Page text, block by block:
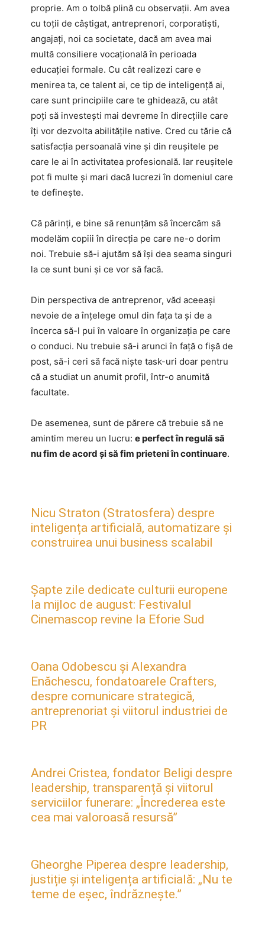
proprie. Am o tolbă plină cu observații. Am avea
cu toții de câștigat, antreprenori, corporatiști,
angajați, noi ca societate, dacă am avea mai
multă consiliere vocațională în perioada
educației formale. Cu cât realizezi care e
menirea ta, ce talent ai, ce tip de inteligență ai,
care sunt principiile care te ghidează, cu atât
poți să investești mai devreme în direcțiile care
îți vor dezvolta abilitățile native. Cred cu tărie că
satisfacția persoanală vine și din reușitele pe
care le ai în activitatea profesională. Iar reușitele
pot fi multe și mari dacă lucrezi în domeniul care
te definește.
Că părinți, e bine să renunțăm să încercăm să
modelăm copiii în direcția pe care ne-o dorim
noi. Trebuie să-i ajutăm să își dea seama singuri
la ce sunt buni și ce vor să facă.
Din perspectiva de antreprenor, văd aceeași
nevoie de a înțelege omul din fața ta și de a
încerca să-l pui în valoare în organizația pe care
o conduci. Nu trebuie să-i arunci în față o fișă de
post, să-i ceri să facă niște task-uri doar pentru
că a studiat un anumit profil, într-o anumită
facultate.
De asemenea, sunt de părere că trebuie să ne
amintim mereu un lucru: e perfect în regulă să
nu fim de acord și să fim prieteni în continuare.
Nicu Straton (Stratosfera) despre
inteligența artificială, automatizare și
construirea unui business scalabil
Șapte zile dedicate culturii europene
la mijloc de august: Festivalul
Cinemascop revine la Eforie Sud
Oana Odobescu și Alexandra
Enăchescu, fondatoarele Crafters,
despre comunicare strategică,
antreprenoriat și viitorul industriei de
PR
Andrei Cristea, fondator Beligi despre
leadership, transparență și viitorul
serviciilor funerare: „Încrederea este
cea mai valoroasă resursă”
Gheorghe Piperea despre leadership,
justiție și inteligența artificială: „Nu te
teme de eșec, îndrăznește.”